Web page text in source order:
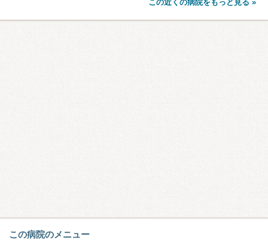
この近くの病院をもっと見る »
この病院のメニュー